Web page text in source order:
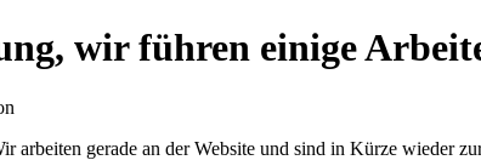
wir führen einige
arbeiten gerade an der Website und sind in Kürze wieder